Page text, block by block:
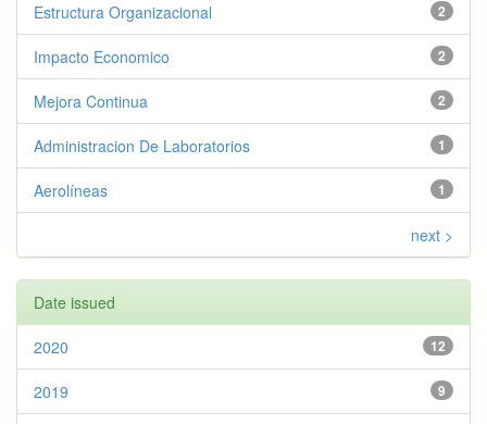
2
Estructura Organizacional
2
Impacto Economico
2
Mejora Continua
1
Administracion De Laboratorios
1
Aerolíneas
next >
Date issued
12
2020
9
2019